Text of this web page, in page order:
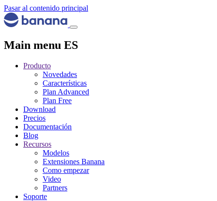
Pasar al contenido principal
Main menu ES
Producto
Novedades
Características
Plan Advanced
Plan Free
Download
Precios
Documentación
Blog
Recursos
Modelos
Extensiones Banana
Como empezar
Video
Partners
Soporte